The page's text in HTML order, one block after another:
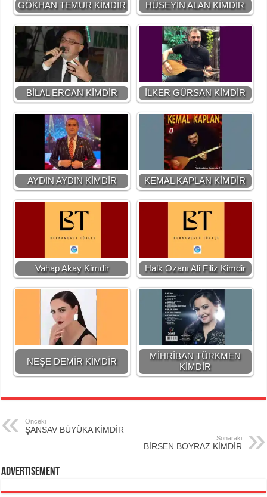
GÖKHAN TEMUR KİMDİR HÜSEYİN ALAN KİMDİR
BİLAL ERCAN KİMDİR İLKER GÜRSAN KİMDİR
AYDIN AYDIN KİMDİR KEMAL KAPLAN KİMDİR
Vahap Akay Kimdir Halk Ozanı Ali Filiz Kimdir
NEŞE DEMİR KİMDİR
MİHRİBAN TÜRKMEN
KİMDİR
Önceki
ŞANSAV BÜYÜKA KİMDİR
Sonaraki
BİRSEN BOYRAZ KİMDİR
Advertisement